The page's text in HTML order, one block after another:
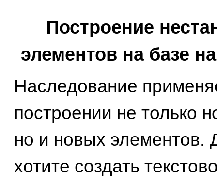
Построение
элементов на базе
Наследование
построении не только
но и новых элементов.
хотите создать